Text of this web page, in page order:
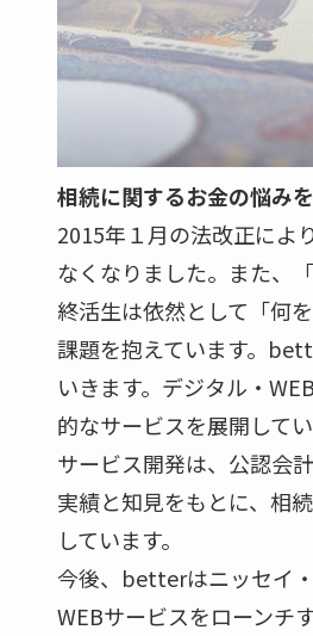
相続に関するお金の悩み
2015年１月の法改正によ
なくなりました。また、
終活生は依然として「何
課題を抱えています。
いきます。デジタル・
的なサービスを展開して
サービス開発は、公認会
実績と知見をもとに、相
しています。
今後、betterはニッセイ
WEBサービスをローンチ